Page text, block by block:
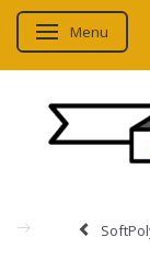
Skifte navigation
Menu